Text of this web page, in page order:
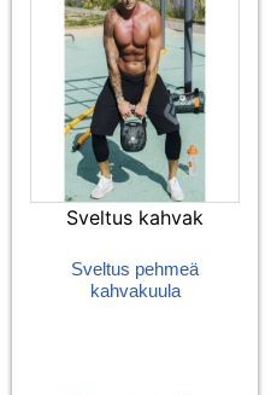
Sveltus kahvak
Sveltus pehmeä
kahvakuula